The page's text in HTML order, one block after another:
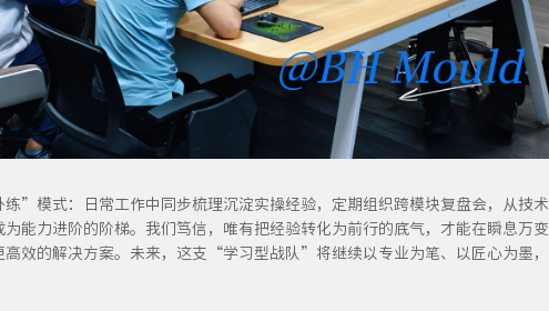
”模式：日常工作中同步梳理沉淀实操经验，定期组织跨模块复盘会，从技术
能力进阶的阶梯。我们笃信，唯有把经验转化为前行的底气，才能在瞬息万变
效的解决方案。未来，这支“学习型战队”将继续以专业为笔、以匠心为墨，